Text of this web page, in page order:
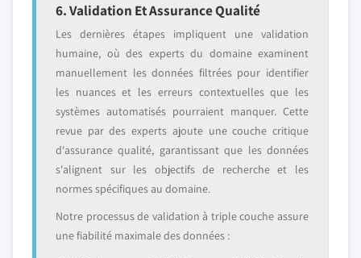
6. Validation Et Assurance Qualité
Les dernières étapes impliquent une validation
humaine, où des experts du domaine examinent
manuellement les données filtrées pour identifier
les nuances et les erreurs contextuelles que les
systèmes automatisés pourraient manquer. Cette
revue par des experts ajoute une couche critique
d'assurance qualité, garantissant que les données
s'alignent sur les objectifs de recherche et les
normes spécifiques au domaine.
Notre processus de validation à triple couche assure
une fiabilité maximale des données :